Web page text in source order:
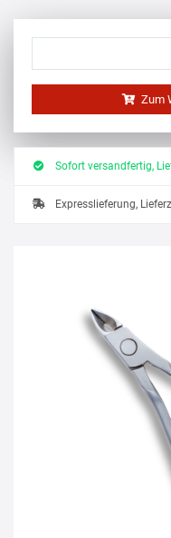
Zum
Sofort versandfertig,
Expresslieferung,